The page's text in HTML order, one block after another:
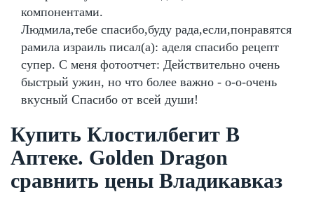
компонентами.
Людмила,тебе спасибо,буду рада,если,понравятся
рамила израиль писал(а): аделя спасибо рецепт
супер. С меня фотоотчет: Действительно очень
быстрый ужин, но что более важно - о-о-очень
вкусный Спасибо от всей души!
Купить Клостилбегит В
Аптеке. Golden Dragon
сравнить цены Владикавказ